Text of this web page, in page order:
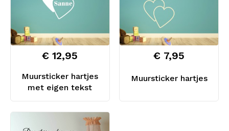
Muursticker hartjes
met eigen tekst
€ 12,95
Muursticker hartjes
€ 7,95